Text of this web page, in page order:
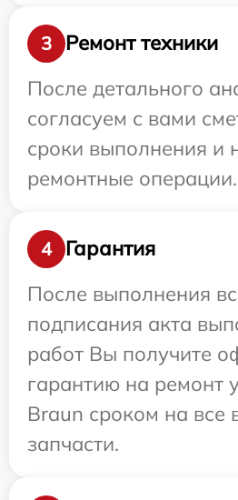
3
Ремонт техники
После детального
согласуем с вами
сроки выполнения и
ремонтные операции.
4
Гарантия
После выполнения
подписания акта
работ Вы получите
гарантию на ремонт
Braun сроком на все
запчасти.